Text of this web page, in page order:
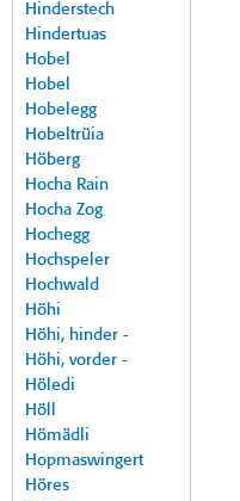
Hinderstech
Hindertuas
Hobel
Hobel
Hobelegg
Hobeltrüia
Höberg
Hocha Rain
Hocha Zog
Hochegg
Hochspeler
Hochwald
Höhi
Höhi, hinder -
Höhi, vorder -
Höledi
Höll
Hömädli
Hopmaswingert
Höres